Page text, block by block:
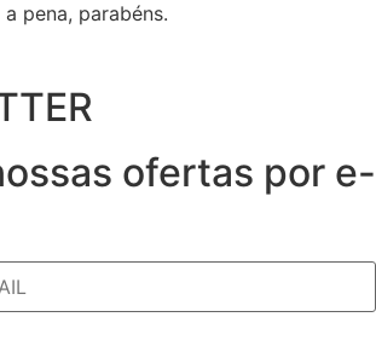
pena, parabéns.
ofertas por e-